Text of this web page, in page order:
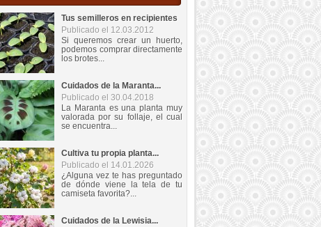
Tus semilleros en recipientes
Publicado el 12.03.2012
Si queremos crear un huerto,
podemos comprar directamente
los brotes...
Cuidados de la Maranta...
Publicado el 30.04.2018
La Maranta es una planta muy
valorada por su follaje, el cual
se encuentra...
Cultiva tu propia planta...
Publicado el 14.01.2026
¿Alguna vez te has preguntado
de dónde viene la tela de tu
camiseta favorita?...
Cuidados de la Lewisia...